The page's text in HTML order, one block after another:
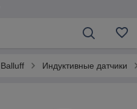
Balluff Индуктивные датчики